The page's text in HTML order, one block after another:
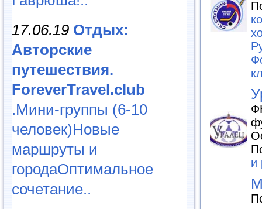
17.06.19 Отдых:
Авторские
путешествия.
ForeverTravel.club
.Мини-группы (6-10
человек)Новые
маршруты и
городаОптимальное
сочетание..
и